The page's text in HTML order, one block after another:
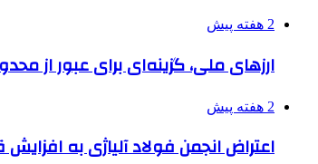
2 هفته پیش
ارزهای ملی، گزینه‌ای برای عبور از
2 هفته پیش
اعتراض انجمن فولاد آلیاژی به